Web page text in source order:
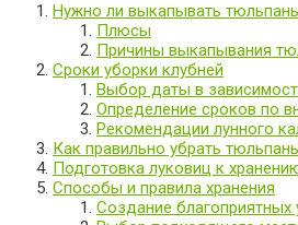
Нужно ли выкапывать
Плюсы
Причины выкапывания
Сроки уборки клубней
Выбор даты в
Определение сроков по
Рекомендации лунного
Как правильно убрать
Подготовка луковиц к
Способы и правила хранения
Создание благоприятных